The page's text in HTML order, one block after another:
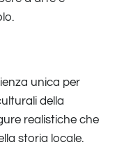
unica per
della
realistiche che
storia locale.